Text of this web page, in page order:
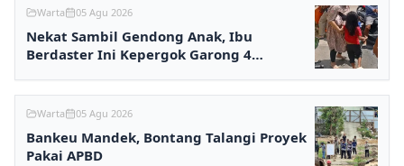
Warta 05 Agu 2026
Nekat Sambil Gendong Anak, Ibu
Berdaster Ini Kepergok Garong 4
Warta 05 Agu 2026
Bankeu Mandek, Bontang Talangi Proyek
Pakai APBD